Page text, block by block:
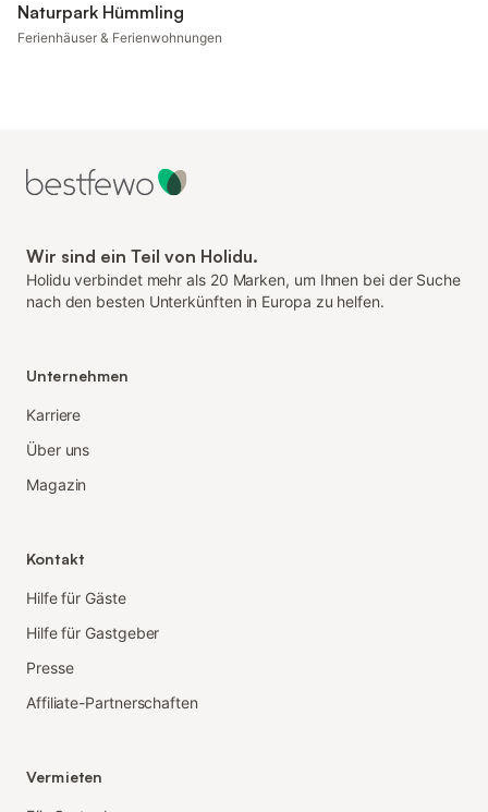
Naturpark Hümmling
Ferienhäuser & Ferienwohnungen
Wir sind ein Teil von Holidu.
Holidu verbindet mehr als 20 Marken, um Ihnen bei der Suche
nach den besten Unterkünften in Europa zu helfen.
Unternehmen
Karriere
Über uns
Magazin
Kontakt
Hilfe für Gäste
Hilfe für Gastgeber
Presse
Affiliate-Partnerschaften
Vermieten